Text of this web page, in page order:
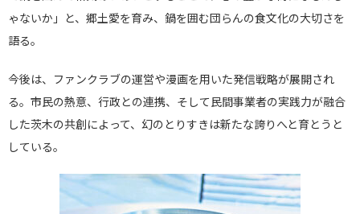
ゃないか」と、郷土愛を育み、鍋を囲む団らんの食文化の大切さを
語る。
今後は、ファンクラブの運営や漫画を用いた発信戦略が展開され
る。市民の熱意、行政との連携、そして民間事業者の実践力が融合
した茨木の共創によって、幻のとりすきは新たな誇りへと育とうと
している。